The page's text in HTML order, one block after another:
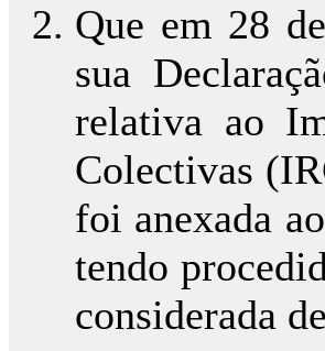
Que em 28
sua
relativa ao
Colectivas
foi anexada
tendo
considerada